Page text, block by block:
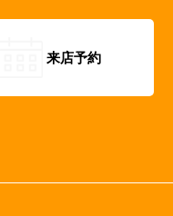
来店予約